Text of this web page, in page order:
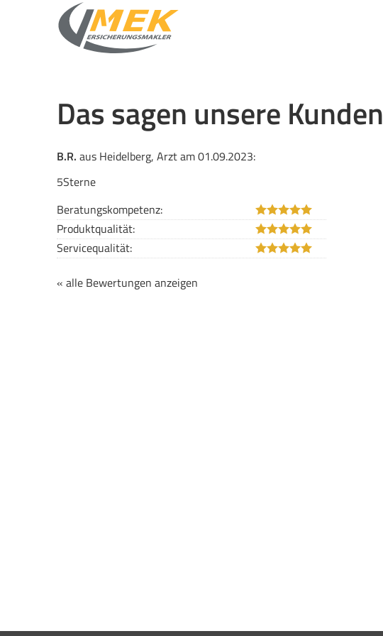
Das sagen unsere Kunden
B.R. aus Heidelberg, Arztam 01.09.2023:
5Sterne
Beratungskompetenz:
Produktqualität:
Servicequalität:
« alle Bewertungen anzeigen